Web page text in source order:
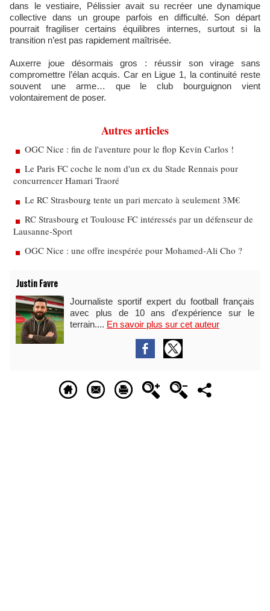
dans le vestiaire, Pélissier avait su recréer une dynamique
collective dans un groupe parfois en difficulté. Son départ
pourrait fragiliser certains équilibres internes, surtout si la
transition n’est pas rapidement maîtrisée.
Auxerre joue désormais gros : réussir son virage sans
compromettre l’élan acquis. Car en Ligue 1, la continuité reste
souvent une arme… que le club bourguignon vient
volontairement de poser.
Autres articles
OGC Nice : fin de l'aventure pour le flop Kevin Carlos !
Le Paris FC coche le nom d'un ex du Stade Rennais pour
concurrencer Hamari Traoré
Le RC Strasbourg tente un pari mercato à seulement 3M€
RC Strasbourg et Toulouse FC intéressés par un défenseur de
Lausanne-Sport
OGC Nice : une offre inespérée pour Mohamed-Ali Cho ?
Justin Favre
Journaliste sportif expert du football français
avec plus de 10 ans d'expérience sur le
terrain.... En savoir plus sur cet auteur